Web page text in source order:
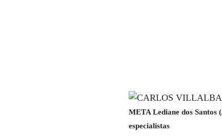
META Lediane dos Santos (
especialistas